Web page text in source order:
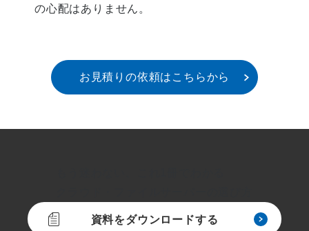
の心配はありません。
お見積りの依頼はこちらから
資料をダウンロードする